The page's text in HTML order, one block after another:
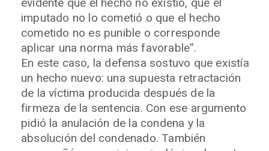
evidente que el hecho no existió, que el
imputado no lo cometió o que el hecho
cometido no es punible o corresponde
aplicar una norma más favorable”.
En este caso, la defensa sostuvo que existía
un hecho nuevo: una supuesta retractación
de la víctima producida después de la
firmeza de la sentencia. Con ese argumento
pidió la anulación de la condena y la
absolución del condenado. También